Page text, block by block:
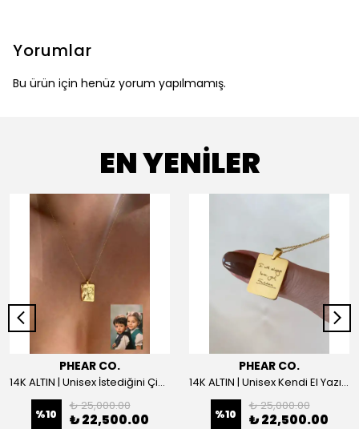
Yorumlar
Bu ürün için henüz yorum yapılmamış.
EN YENİLER
PHEAR CO.
14K ALTIN | Unisex İstediğini Çizdir Kolye
%10
₺ 25,000.00
₺ 22,500.00
PHEAR CO.
14K ALTIN | Unisex Kendi El Yazın ile İstediğini Yazdır Plaka Kolye
%10
₺ 25,000.00
₺ 22,500.00